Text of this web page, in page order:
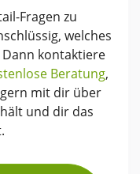
Fragen zu
welches
kontaktiere
Beratung,
mit dir über
und dir das